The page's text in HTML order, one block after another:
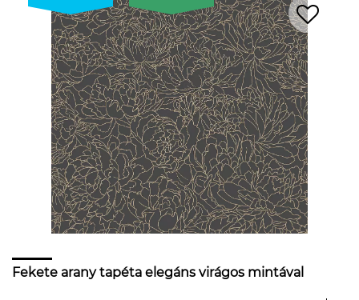
Fekete arany tapéta elegáns virágos mintával